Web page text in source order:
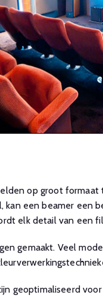
op groot
een beamer een
elk detail van een
gemaakt. Veel
geoptimaliseerd